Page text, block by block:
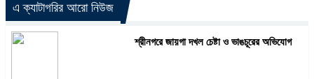
এ ক্যাটাগরির আরো নিউজ
শ্রীনগরে জায়গা দখল চেষ্টা ও ভাঙচূরের অভিযোগ